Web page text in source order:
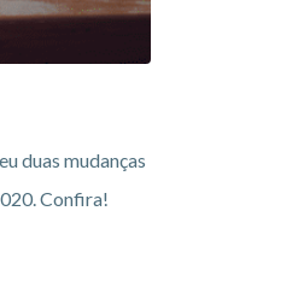
duas mudanças
Confira!